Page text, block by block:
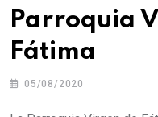
Parroquia
Fátima
05/08/2020